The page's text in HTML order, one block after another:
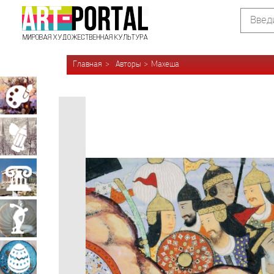
Главная Авторы Махеша
Живопись
Архитектура
Скульптура
Декоративно-